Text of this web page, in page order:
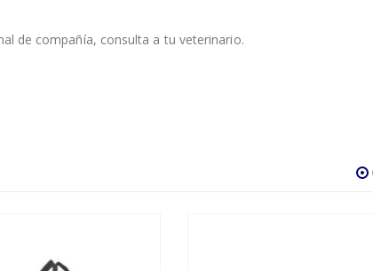
de compañía, consulta a tu veterinario.